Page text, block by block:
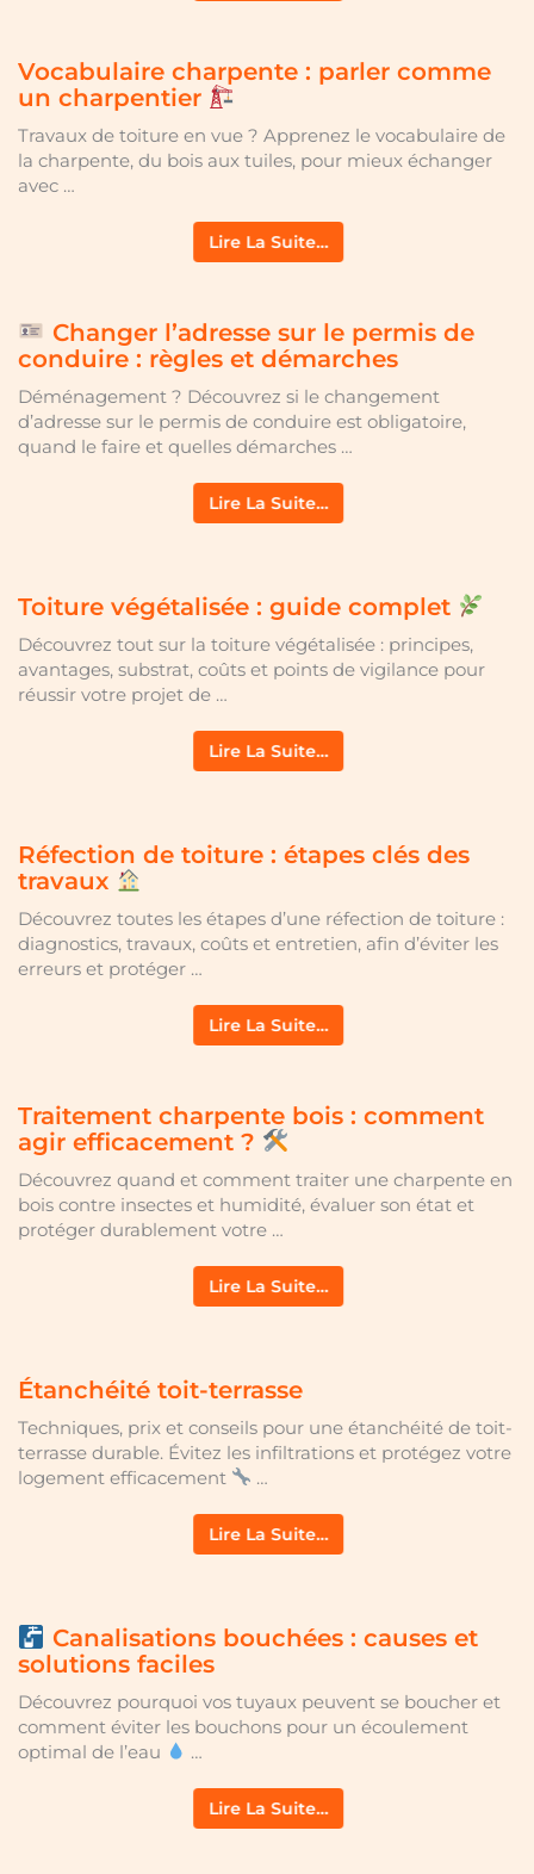
Vocabulaire charpente : parler comme
un charpentier
Travaux de toiture en vue ? Apprenez le vocabulaire de
la charpente, du bois aux tuiles, pour mieux échanger
avec …
Lire La Suite…
Changer l’adresse sur le permis de
conduire : règles et démarches
Déménagement ? Découvrez si le changement
d’adresse sur le permis de conduire est obligatoire,
quand le faire et quelles démarches …
Lire La Suite…
Toiture végétalisée : guide complet
Découvrez tout sur la toiture végétalisée : principes,
avantages, substrat, coûts et points de vigilance pour
réussir votre projet de …
Lire La Suite…
Réfection de toiture : étapes clés des
travaux
Découvrez toutes les étapes d’une réfection de toiture :
diagnostics, travaux, coûts et entretien, afin d’éviter les
erreurs et protéger …
Lire La Suite…
Traitement charpente bois : comment
agir efficacement ?
Découvrez quand et comment traiter une charpente en
bois contre insectes et humidité, évaluer son état et
protéger durablement votre …
Lire La Suite…
Étanchéité toit-terrasse
Techniques, prix et conseils pour une étanchéité de toit-
terrasse durable. Évitez les infiltrations et protégez votre
logement efficacement
…
Lire La Suite…
Canalisations bouchées : causes et
solutions faciles
Découvrez pourquoi vos tuyaux peuvent se boucher et
comment éviter les bouchons pour un écoulement
optimal de l’eau
…
Lire La Suite…